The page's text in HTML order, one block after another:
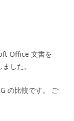
Office 文書を
した。
の比較です。 ご